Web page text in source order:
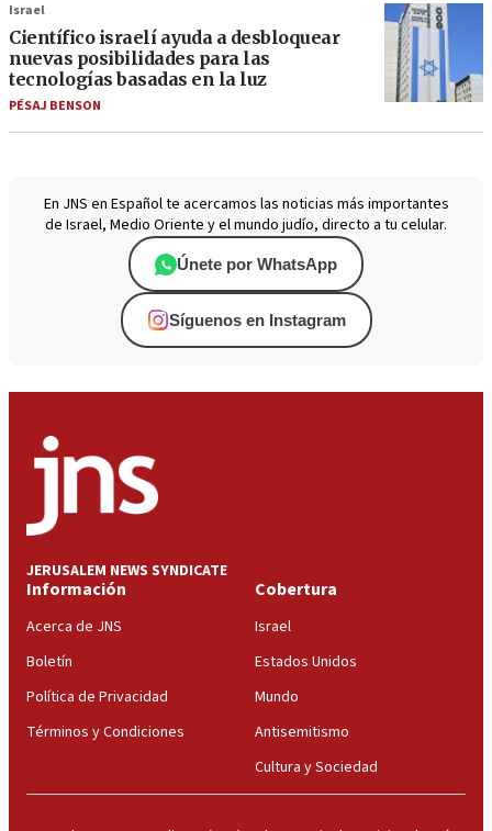
Israel
Científico israelí ayuda a desbloquear
nuevas posibilidades para las
tecnologías basadas en la luz
PÉSAJ BENSON
En JNS en Español te acercamos las noticias más importantes
de Israel, Medio Oriente y el mundo judío, directo a tu celular.
Únete por WhatsApp
Síguenos en Instagram
JERUSALEM NEWS SYNDICATE
Información
Acerca de JNS
Boletín
Política de Privacidad
Términos y Condiciones
Cobertura
Israel
Estados Unidos
Mundo
Antisemitismo
Cultura y Sociedad